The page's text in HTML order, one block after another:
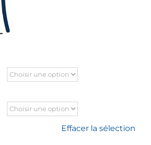
Effacer la sélection